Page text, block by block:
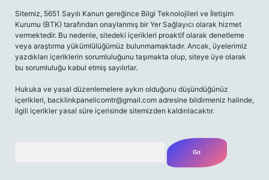
Sitemiz, 5651 Sayılı Kanun gereğince Bilgi Teknolojileri ve İletişim
Kurumu (BTK) tarafından onaylanmış bir Yer Sağlayıcı olarak hizmet
vermektedir. Bu nedenle, sitedeki içerikleri proaktif olarak denetleme
veya araştırma yükümlülüğümüz bulunmamaktadır. Ancak, üyelerimiz
yazdıkları içeriklerin sorumluluğunu taşımakta olup, siteye üye olarak
bu sorumluluğu kabul etmiş sayılırlar.
Hukuka ve yasal düzenlemelere aykırı olduğunu düşündüğünüz
içerikleri, backlinkpanelicomtr@gmail.com adresine bildirmeniz halinde,
ilgili içerikler yasal süre içerisinde sitemizden kaldırılacaktır.